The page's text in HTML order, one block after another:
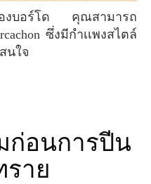
ซึ่งมีกำเเพงสไตล์
นใจ
ราย